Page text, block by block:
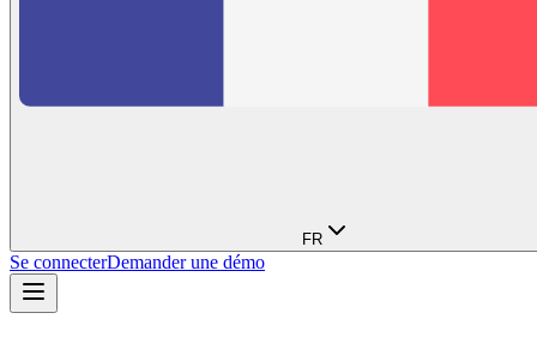
FR
Se connecterDemander une démo